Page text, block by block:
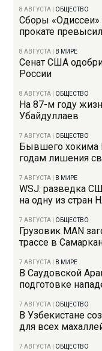
8 АВГУСТА ОБЩЕСТВО
Сборы
прокате
8 АВГУСТА В МИРЕ
Сенат США
России
8 АВГУСТА ОБЩЕСТВО
На 87-м году
Убайдуллаев
7 АВГУСТА ОБЩЕСТВО
Бывшего хокима
годам лишения
7 АВГУСТА В МИРЕ
WSJ: разведка
на одну из стран
7 АВГУСТА ОБЩЕСТВО
Грузовик MAN
трассе в
7 АВГУСТА В МИРЕ
В Саудовской
подготовке
7 АВГУСТА ОБЩЕСТВО
В Узбекистане
для всех
7 АВГУСТА ОБЩЕСТВО